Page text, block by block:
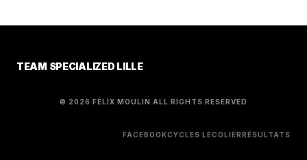
TEAM SPECIALIZED LILLE
© 2026 FÉLIX MOULIN ALL RIGHTS RESERVED
FACEBOOKCYCLES LECOLIERRÉSULTATS